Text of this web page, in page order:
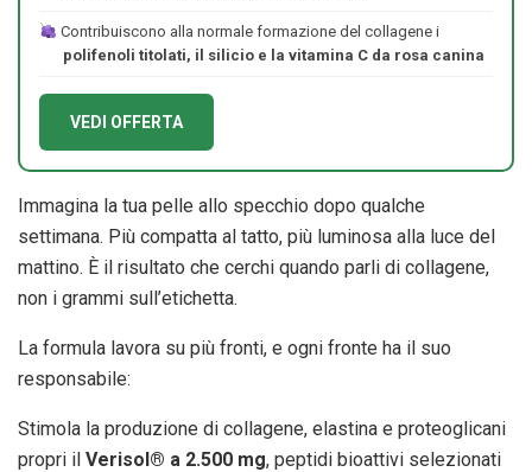
Contribuiscono alla normale formazione del collagene i
polifenoli titolati, il silicio e la vitamina C da rosa canina
VEDI OFFERTA
Immagina la tua pelle allo specchio dopo qualche
settimana. Più compatta al tatto, più luminosa alla luce del
mattino. È il risultato che cerchi quando parli di collagene,
non i grammi sull’etichetta.
La formula lavora su più fronti, e ogni fronte ha il suo
responsabile:
Stimola la produzione di collagene, elastina e proteoglicani
propri il Verisol® a 2.500 mg, peptidi bioattivi selezionati